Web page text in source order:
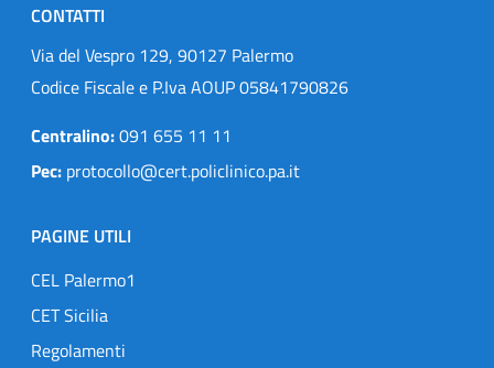
CONTATTI
Via del Vespro 129, 90127 Palermo
Codice Fiscale e P.Iva AOUP 05841790826
Centralino:091 655 11 11
Pec: protocollo@cert.policlinico.pa.it
PAGINE UTILI
CEL Palermo1
CET Sicilia
Regolamenti